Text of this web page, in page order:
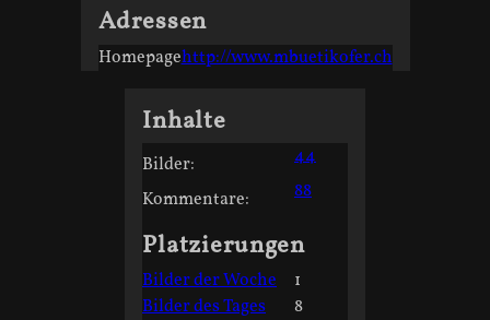
Adressen
Homepagehttp://www.mbuetikofer.ch
Inhalte
Bilder:
44
Kommentare:
88
Platzierungen
Bilder der Woche
1
Bilder des Tages
8